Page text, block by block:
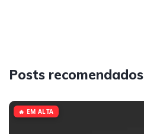
Posts recomendados
🔥 EM ALTA